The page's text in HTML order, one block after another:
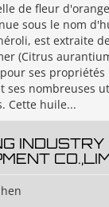
de fleur
sous le nom
est extraite
(Citrus
ses propriétés
ses nombreuses
Cette huile...
INDUSTRY